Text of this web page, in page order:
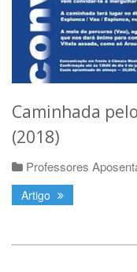
Caminhada
(2018)
Professores
Artigo